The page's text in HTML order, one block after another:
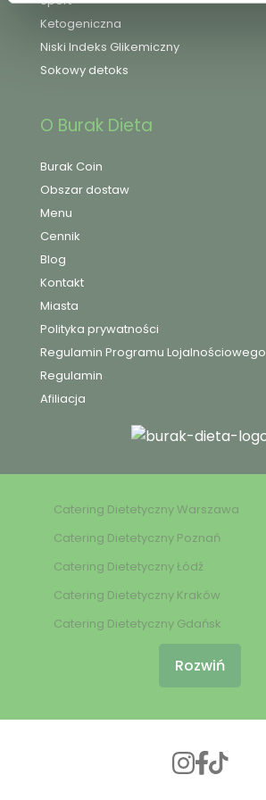
Ketogeniczna
Niski Indeks Glikemiczny
Sokowy detoks
O Burak Dieta
Burak Coin
Obszar dostaw
Menu
Cennik
Blog
Kontakt
Miasta
Polityka prywatności
Regulamin Programu Lojalnościowego
Regulamin
Afiliacja
Catering Dietetyczny Warszawa
Catering Dietetyczny Poznań
Catering Dietetyczny Łódź
Catering Dietetyczny Kraków
Catering Dietetyczny Gdańsk
Rozwiń